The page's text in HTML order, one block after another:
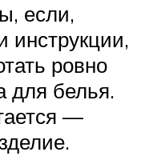
если,
инструкции,
ровно
для белья.
—